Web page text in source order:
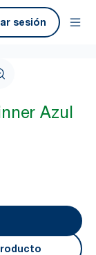
sesión
Azul